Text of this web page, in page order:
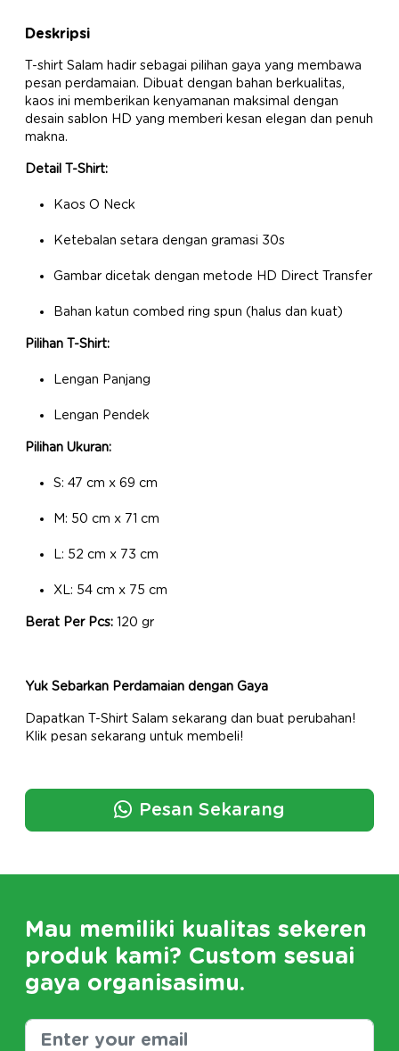
Deskripsi
T-shirt Salam hadir sebagai pilihan gaya yang membawa
pesan perdamaian. Dibuat dengan bahan berkualitas,
kaos ini memberikan kenyamanan maksimal dengan
desain sablon HD yang memberi kesan elegan dan penuh
makna.
Detail T-Shirt:
Kaos O Neck
Ketebalan setara dengan gramasi 30s
Gambar dicetak dengan metode HD Direct Transfer
Bahan katun combed ring spun (halus dan kuat)
Pilihan T-Shirt:
Lengan Panjang
Lengan Pendek
Pilihan Ukuran:
S: 47 cm x 69 cm
M: 50 cm x 71 cm
L: 52 cm x 73 cm
XL: 54 cm x 75 cm
Berat Per Pcs: 120 gr
Yuk Sebarkan Perdamaian dengan Gaya
Dapatkan T-Shirt Salam sekarang dan buat perubahan!
Klik pesan sekarang untuk membeli!
Pesan Sekarang
Mau memiliki kualitas sekeren
produk kami? Custom sesuai
gaya organisasimu.